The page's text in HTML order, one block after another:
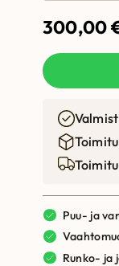
300,00
Puu- ja
Runko- ja